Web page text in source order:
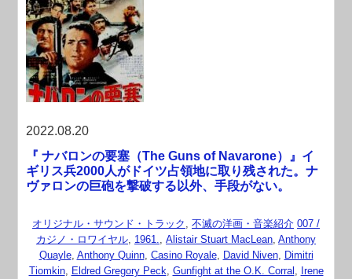
2022.08.20
『 ナバロンの要塞（The Guns of Navarone）』イ
ギリス兵2000人がドイツ占領地に取り残された。ナ
ヴァロンの巨砲を撃破する以外、手段がない。
オリジナル・サウンド・トラック , 不滅の洋画・音楽紹介 007 /
カジノ・ロワイヤル, 1961., Alistair Stuart MacLean, Anthony
Quayle, Anthony Quinn, Casino Royale, David Niven, Dimitri
Tiomkin, Eldred Gregory Peck, Gunfight at the O.K. Corral , Irene